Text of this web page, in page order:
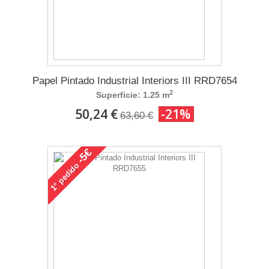
Papel Pintado Industrial Interiors III RRD7654
Superficie: 1.25 m2
50,24 € 63,60 € -21%
1°
pedido
-5€